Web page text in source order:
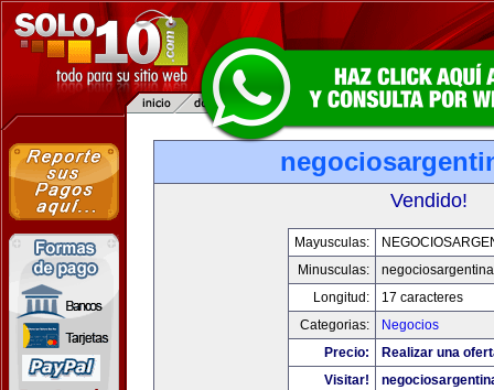
Vendido!
Mayusculas:
Minusculas:
Longitud:
17 caracteres
Categorias:
Negocios
Precio:
Realizar una
Visitar!